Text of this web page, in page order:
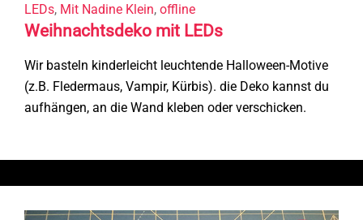
LEDs, Mit Nadine Klein, offline
Weihnachtsdeko mit LEDs
Wir basteln kinderleicht leuchtende Halloween-Motive
(z.B. Fledermaus, Vampir, Kürbis). die Deko kannst du
aufhängen, an die Wand kleben oder verschicken.